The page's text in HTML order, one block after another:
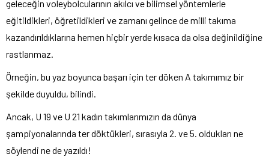
geleceğin voleybolcularının akılcı ve bilimsel yöntemlerle
eğitildikleri, öğretildikleri ve zamanı gelince de milli takıma
kazandırıldıklarına hemen hiçbir yerde kısaca da olsa değinildiğine
rastlanmaz.
Örneğin, bu yaz boyunca başarı için ter döken A takımımız bir
şekilde duyuldu, bilindi.
Ancak, U 19 ve U 21 kadın takımlarımızın da dünya
şampiyonalarında ter döktükleri, sırasıyla 2. ve 5. oldukları ne
söylendi ne de yazıldı!